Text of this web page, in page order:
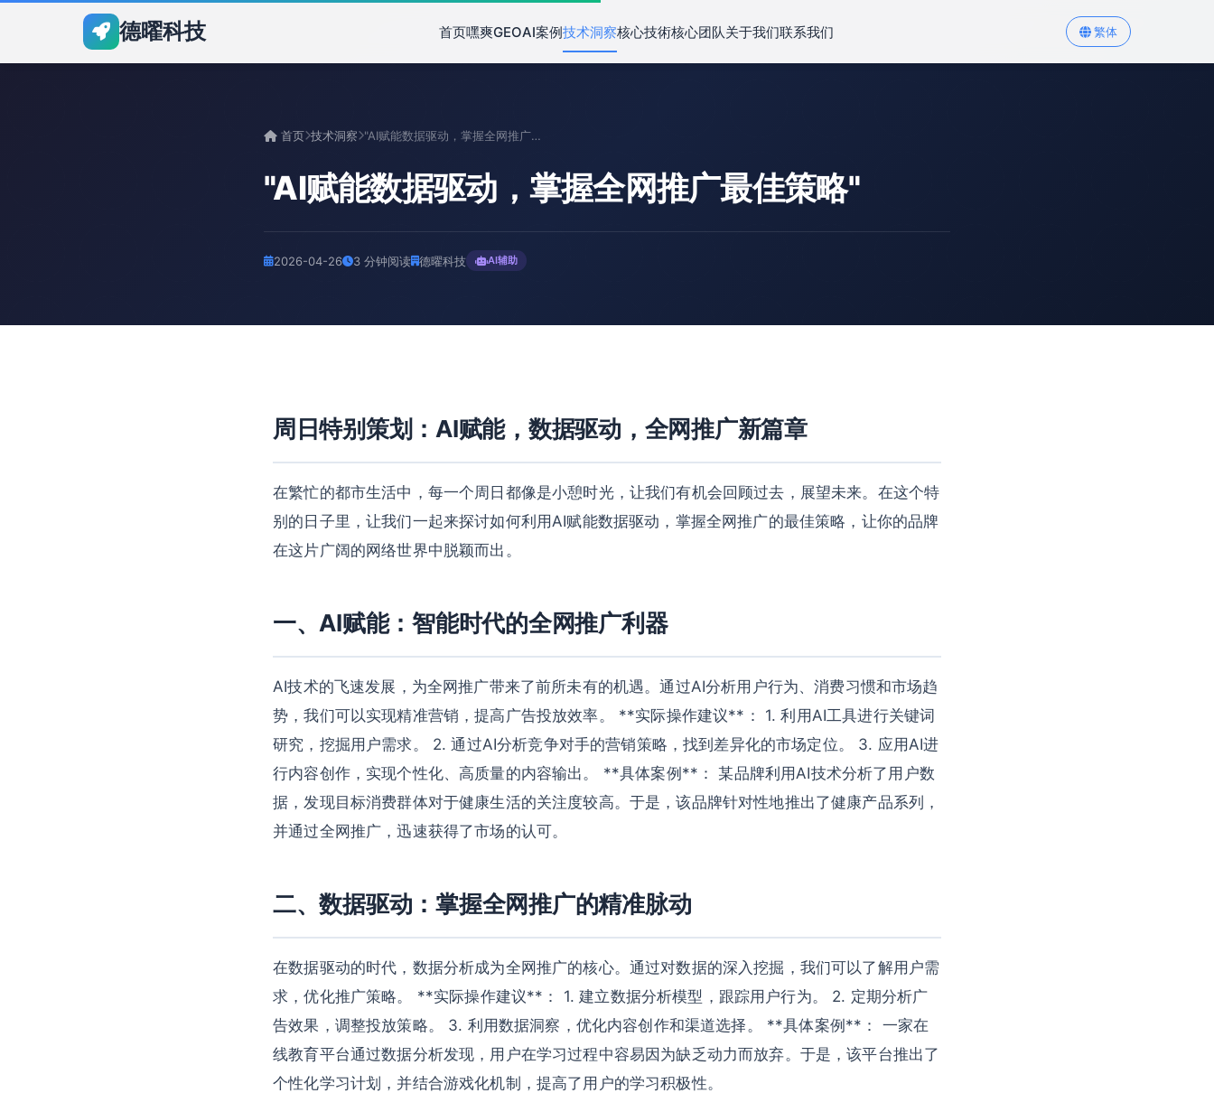
德曜科技 首页嘿爽GEOAI案例技术洞察核心技術核心团队关于我们联系我们 繁体
首页 技术洞察 "AI赋能数据驱动，掌握全网推广最佳策略"
"AI赋能数据驱动，掌握全网推广最佳策略"
2026-04-26 3 分钟阅读 德曜科技 AI辅助
周日特别策划：AI赋能，数据驱动，全网推广新篇章
在繁忙的都市生活中，每一个周日都像是小憩时光，让我们有机会回顾过去，展望未来。在这个特
别的日子里，让我们一起来探讨如何利用AI赋能数据驱动，掌握全网推广的最佳策略，让你的品牌
在这片广阔的网络世界中脱颖而出。
一、AI赋能：智能时代的全网推广利器
AI技术的飞速发展，为全网推广带来了前所未有的机遇。通过AI分析用户行为、消费习惯和市场趋
势，我们可以实现精准营销，提高广告投放效率。 **实际操作建议**： 1. 利用AI工具进行关键词
研究，挖掘用户需求。 2. 通过AI分析竞争对手的营销策略，找到差异化的市场定位。 3. 应用AI进
行内容创作，实现个性化、高质量的内容输出。 **具体案例**： 某品牌利用AI技术分析了用户数
据，发现目标消费群体对于健康生活的关注度较高。于是，该品牌针对性地推出了健康产品系列，
并通过全网推广，迅速获得了市场的认可。
二、数据驱动：掌握全网推广的精准脉动
在数据驱动的时代，数据分析成为全网推广的核心。通过对数据的深入挖掘，我们可以了解用户需
求，优化推广策略。 **实际操作建议**： 1. 建立数据分析模型，跟踪用户行为。 2. 定期分析广
告效果，调整投放策略。 3. 利用数据洞察，优化内容创作和渠道选择。 **具体案例**： 一家在
线教育平台通过数据分析发现，用户在学习过程中容易因为缺乏动力而放弃。于是，该平台推出了
个性化学习计划，并结合游戏化机制，提高了用户的学习积极性。